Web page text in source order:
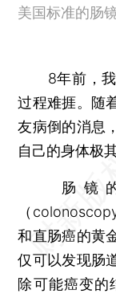
美国标准的肠
8年前，我
过程难捱。随
友病倒的消息
自己的身体极
肠镜的
（
和直肠癌的黄
仅可以发现肠
除可能癌变的